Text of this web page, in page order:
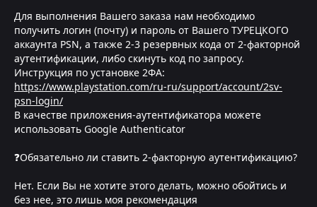
Для выполнения Вашего заказа нам необходимо
получить логин (почту) и пароль от Вашего ТУРЕЦКОГО
аккаунта PSN, а также 2-3 резервных кода от 2-факторной
аутентификации, либо скинуть код по запросу.
Инструкция по установке 2ФА:
https://www.playstation.com/ru-ru/support/account/2sv-
psn-login/
В качестве приложения-аутентификатора можете
использовать Google Authenticator
❓Обязательно ли ставить 2-факторную аутентификацию?
Нет. Если Вы не хотите этого делать, можно обойтись и
без нее, это лишь моя рекомендация